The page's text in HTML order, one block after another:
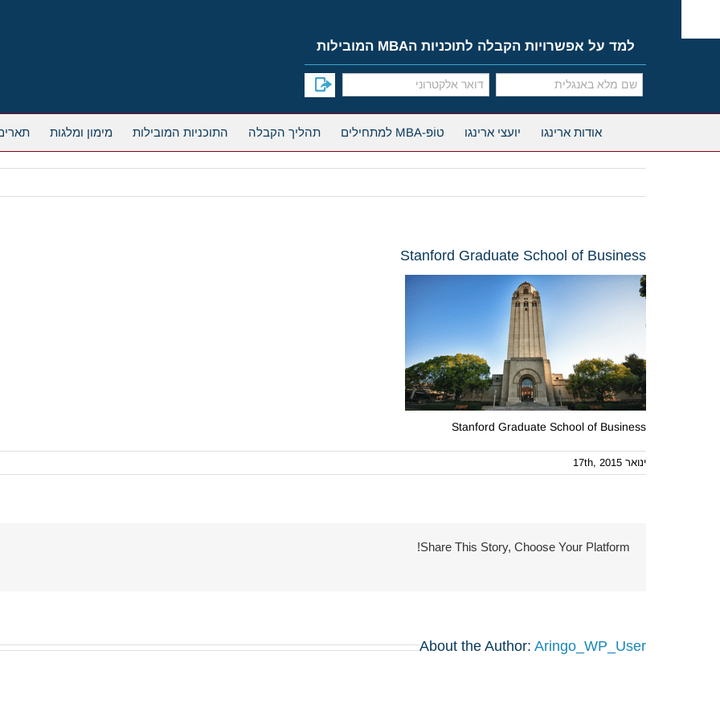
content
למד על אפשרויות הקבלה לתוכניות הMBA המובילות
אודות ארינגו יועצי ארינגו טוֹפּ-MBA למתחילים תהליך הקבלה התוכניות המובילות מימון ומלגות
Stanford Graduate School of Business
Stanford Graduate School of Business
ינואר 17th, 2015
Share This Story, Choose Your Platform!
About the Author: Aringo_WP_User